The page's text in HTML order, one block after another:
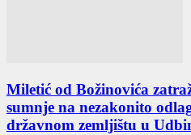
Miletić od Božinovića
sumnje na nezakonito
državnom zemljištu u